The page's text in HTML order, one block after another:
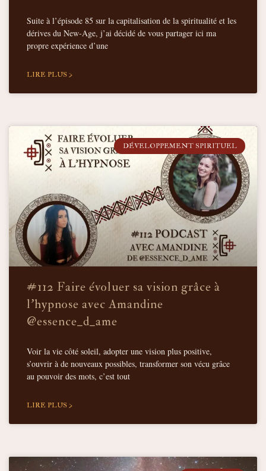
Suite à l’épisode 85 sur la capitalisation de la spiritualité et les
dérives du New-Age, j’ai décidé de vous partager ici ma
propre expérience d’une
LIRE PLUS >
DÉVELOPPEMENT SPIRITUEL
#112 Faire évoluer sa vision grâce à
l’hypnose avec Amandine
@essence_d_ame
Voir la vie côté soleil, adopter une vision plus positive,
s’ouvrir à de nouveaux possibles, transformer son vécu grâce
au pouvoir des mots, c’est tout
LIRE PLUS >